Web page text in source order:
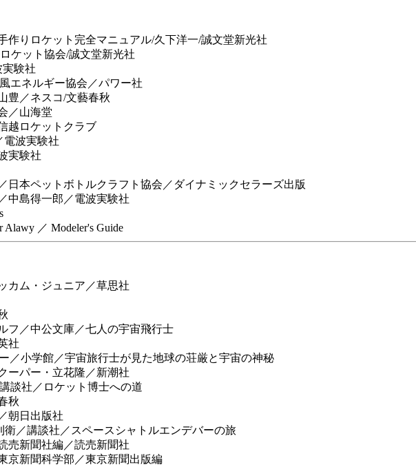
作りロケット完全マニュアル/久下洋一/誠文堂新光社
ケット協会/誠文堂新光社
験社
エネルギー協会／パワー社
豊／ネスコ/文藝春秋
／山海堂
越ロケットクラブ
電波実験社
実験社
日本ペットボトルクラフト協会／ダイナミックセラーズ出版
中島得一郎／電波実験社
／ Modeler's Guide
カム・ジュニア／草思社
フ／中公文庫／七人の宇宙飛行士
社
／小学館／宇宙旅行士が見た地球の荘厳と宇宙の神秘
ーパー・立花隆／新潮社
談社／ロケット博士への道
秋
朝日出版社
／講談社／スペースシャトルエンデバーの旅
売新聞社編／読売新聞社
京新聞科学部／東京新聞出版編